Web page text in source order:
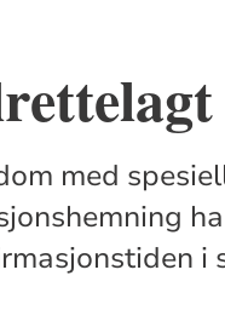
med
i